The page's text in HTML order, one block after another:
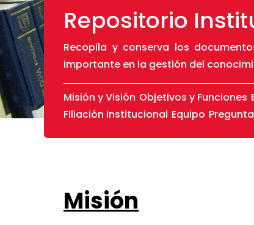
Repositorio
Recopila y conserva los
importante en la gestión del
Misión y Visión Objetivos y Funciones
Filiación Institucional Equipo
Misión